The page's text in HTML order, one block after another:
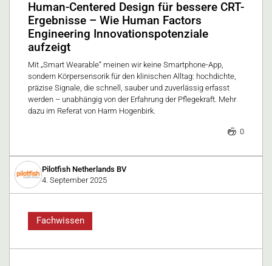
Human-Centered Design für bessere CRT-
Ergebnisse – Wie Human Factors
Engineering Innovationspotenziale
aufzeigt
Mit „Smart Wearable“ meinen wir keine Smartphone-App,
sondern Körpersensorik für den klinischen Alltag: hochdichte,
präzise Signale, die schnell, sauber und zuverlässig erfasst
werden – unabhängig von der Erfahrung der Pflegekraft. Mehr
dazu im Referat von Harm Hogenbirk.
0
Pilotfish Netherlands BV
4. September 2025
Fachwissen